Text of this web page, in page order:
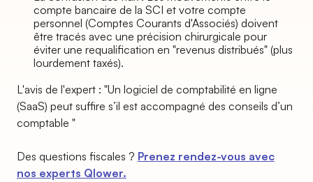
compte bancaire de la SCI et votre compte
personnel (Comptes Courants d'Associés) doivent
être tracés avec une précision chirurgicale pour
éviter une requalification en "revenus distribués" (plus
lourdement taxés).
L'avis de l'expert : "Un logiciel de comptabilité en ligne
(SaaS) peut suffire s’il est accompagné des conseils d’un
comptable "
Des questions fiscales ? Prenez rendez-vous avec
nos experts Qlower.